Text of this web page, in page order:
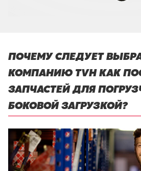
ПОЧЕМУ СЛЕДУЕТ
КОМПАНИЮ TVH КАК
ЗАПЧАСТЕЙ ДЛЯ
БОКОВОЙ ЗАГРУЗКОЙ?